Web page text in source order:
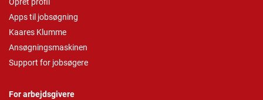
Apps til jobsøgning
Kaares Klumme
Ansøgningsmaskinen
Support for jobsøgere
For arbejdsgivere